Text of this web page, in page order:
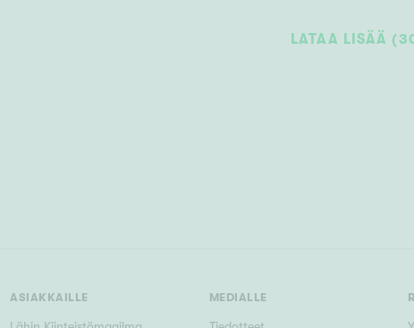
LATAA LISÄÄ
ASIAKKAILLE MEDIALLE